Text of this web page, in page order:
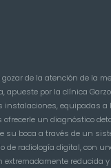
gozar de la atención de la
apueste por la clínica
instalaciones, equipadas a
ofrecerle un diagnóstico
su boca a través de un
de radiología digital, con
extremadamente reducida